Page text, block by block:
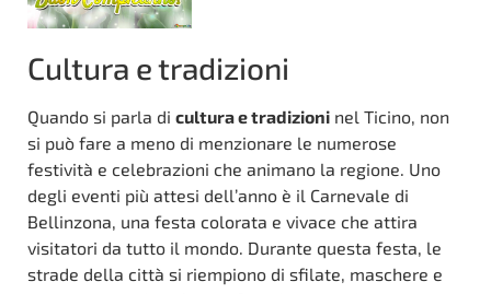
Cultura e tradizioni
Quando si parla di cultura e tradizioni nel Ticino, non
si può fare a meno di menzionare le numerose
festività e celebrazioni che animano la regione. Uno
degli eventi più attesi dell’anno è il Carnevale di
Bellinzona, una festa colorata e vivace che attira
visitatori da tutto il mondo. Durante questa festa, le
strade della città si riempiono di sfilate, maschere e